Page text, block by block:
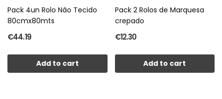
Pack 4un Rolo Não Tecido
80cmx80mts
€44.19
Add to cart
Pack 2 Rolos de Marquesa
crepado
€12.30
Add to cart